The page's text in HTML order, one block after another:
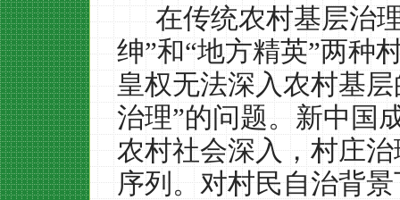
在传统农村基层治
绅”和“地方精英”两种
皇权无法深入农村基
治理”的问题。新中国
农村社会深入，村庄
序列。对村民自治背